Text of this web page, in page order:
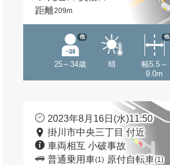
距離209m
25～34歳
他
晴
幅5.5～
9.0m
他
2023年8月16日(水)11:50
掛川市中央三丁目 付近
車両相互 小破事故
普通乗用車(1) 原付自転車(1)